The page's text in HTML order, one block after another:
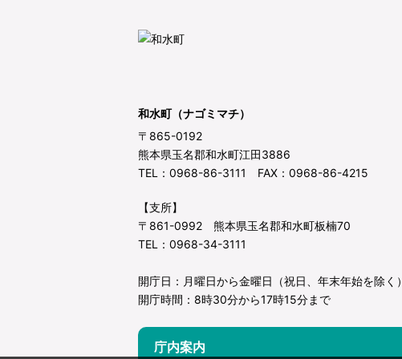
和水町（ナゴミマチ）
〒865-0192
熊本県玉名郡和水町江田3886
TEL：0968-86-3111 FAX：0968-86-4215
【支所】
〒861-0992 熊本県玉名郡和水町板楠70
TEL：0968-34-3111
開庁日：月曜日から金曜日（祝日、年末年始を除く）
開庁時間：8時30分から17時15分まで
庁内案内